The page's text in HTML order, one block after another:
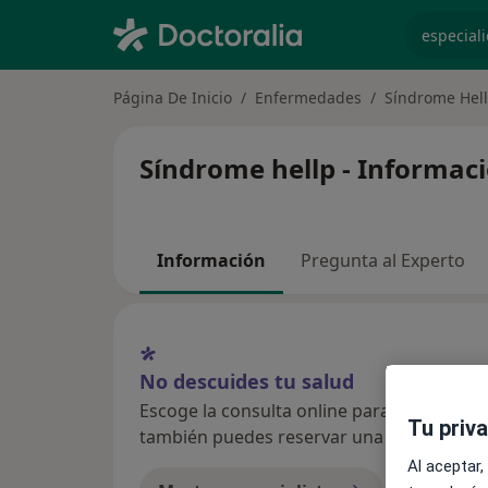
Página De Inicio Enfermedades Síndrome
Síndrome hellp -
Información Pregunta al Experto
No descuides tu salud
Escoge la consulta online para empezar
también puedes reservar una citaTu
Al